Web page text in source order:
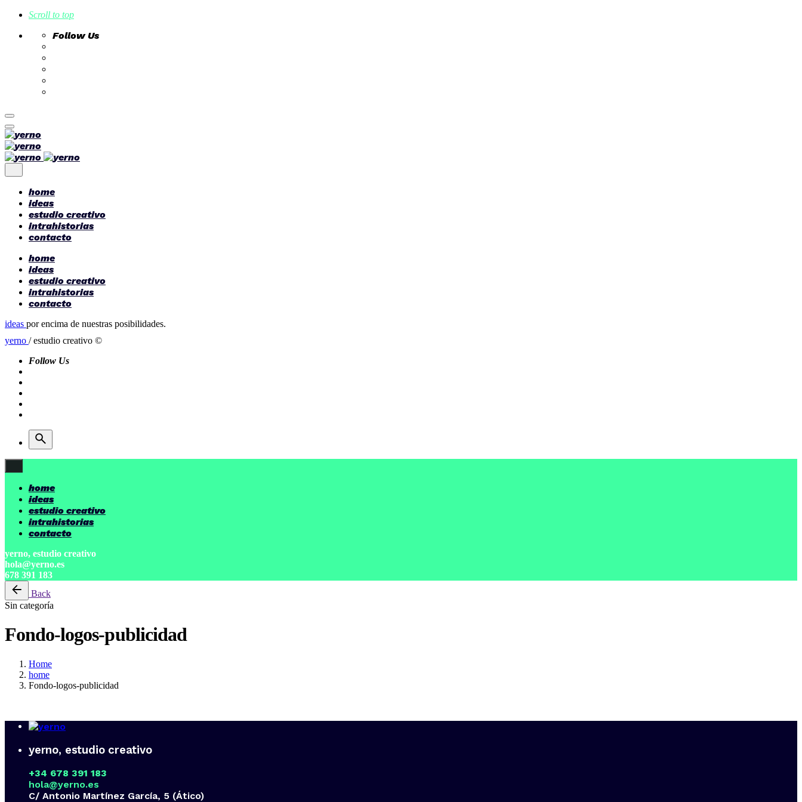
Scroll to top
Follow Us
Skip
to
content
home
ideas
estudio creativo
intrahistorias
contacto
home
ideas
estudio creativo
intrahistorias
contacto
ideas por encima de nuestras posibilidades.
yerno / estudio creativo ©
Follow Us
home
ideas
estudio creativo
intrahistorias
contacto
yerno, estudio creativo
hola@yerno.es
678 391 183
Back
Sin categoría
Fondo-logos-publicidad
Home
home
Fondo-logos-publicidad
yerno, estudio creativo
+34 678 391 183
hola@yerno.es
C/ Antonio Martínez García, 5 (Ático)